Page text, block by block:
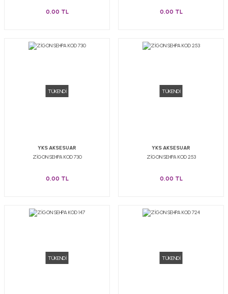
0,00 TL 0,00 TL
TÜKENDİ
YKS AKSESUAR
ZİGON SEHPA KOD 730
0,00 TL
TÜKENDİ
YKS AKSESUAR
ZİGON SEHPA KOD 253
0,00 TL
TÜKENDİ TÜKENDİ